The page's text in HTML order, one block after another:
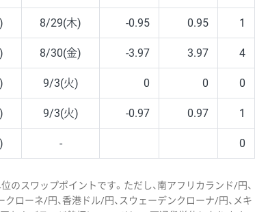
8/29(木) -0.95 0.95 1
8/30(金) -3.97 3.97 4
9/3(火) 0 0 0
9/3(火) -0.97 0.97 1
- 0
のスワップポイントです。ただし、南アフリカランド/円、
クローネ/円、香港ドル/円、スウェーデンクローナ/円、メキ